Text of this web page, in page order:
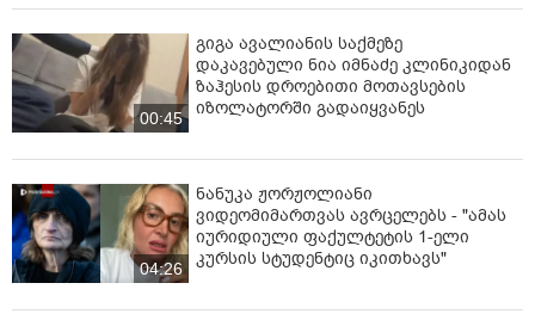
"დასაწყისში ადვოკატებმა მოითხოვეს,
სააკაშვილისთვის სიტყვის მიმართვის საშუალება
მიეცათ, მოსამართლემ თქვა, რომ ეს უფლება
სააკაშვილის მხარეს უკვე გამოყენებული ჰქონდა, რაც
ვერ გაიხსენა ვერავინ, როდის მოხდა ეს ამბავი. ამის
შემდეგ იყო სხვა ადვოკატების შესავალი სიტყვები,
ბოლოს ისევ ადვოკატმა ითხოვა, ადამიანი
რუსთავიდან მოიყვანეს, რამდენიმე საათი გზაში
გაატარა, რამდენიმე საათი დილეგში გაატარა, საათ-
ნახევარი სხდომაზე იჯდა და იქნებ მოსამართლეს
მიეცა საშუალება, 5 ან 10 წუთი მიმართვა გაკეთებინა,
რაზეც მოსამართლემ სწრაფ-სწრაფად დახურა
00:45
გიგა ავალიანის საქმეზე
დაკავებული ნია იმნაძე კლინიკიდან
ზაჰესის დროებითი მოთავსების
იზოლატორში გადაიყვანეს
04:26
ნანუკა ჟორჟოლიანი
ვიდეომიმართვას ავრცელებს - "ამას
იურიდიული ფაქულტეტის 1-ელი
კურსის სტუდენტიც იკითხავს"